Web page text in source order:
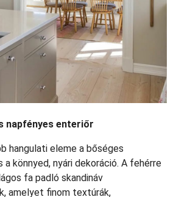
napfényes enteriőr
hangulati eleme a bőséges
könnyed, nyári dekoráció. A fehérre
fa padló skandináv
amelyet finom textúrák,